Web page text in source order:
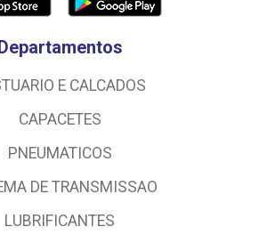
E CALCADOS
CAPACETES
PNEUMATICOS
DE TRANSMISSAO
LUBRIFICANTES